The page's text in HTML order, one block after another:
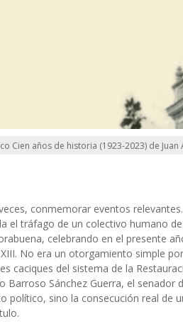
Cien años de historia (1923-2023) de
conmemorar eventos
el tráfago de un colectivo humano
celebrando en el presente
No era un otorgamiento simple
caciques del sistema de la
Sánchez Guerra, el senador
político, sino la consecución real de